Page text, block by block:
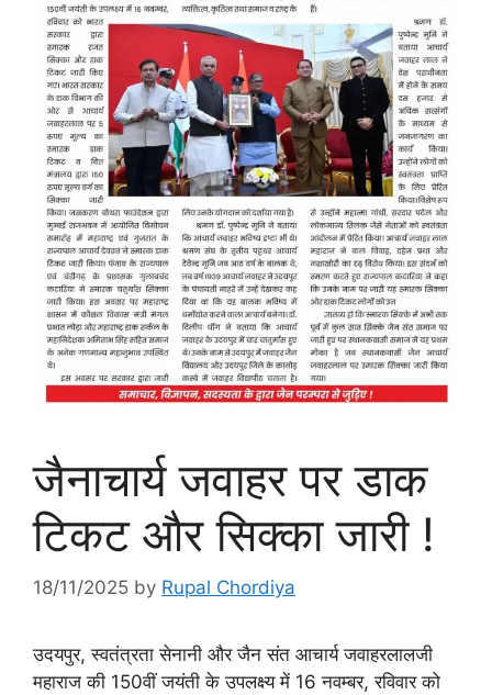
जैनाचार्य जवाहर पर डाक
टिकट और सिक्का जारी !
18/11/2025 by Rupal Chordiya
उदयपुर, स्वतंत्रता सेनानी और जैन संत आचार्य जवाहरलालजी
महाराज की 150वीं जयंती के उपलक्ष्य में 16 नवम्बर, रविवार को